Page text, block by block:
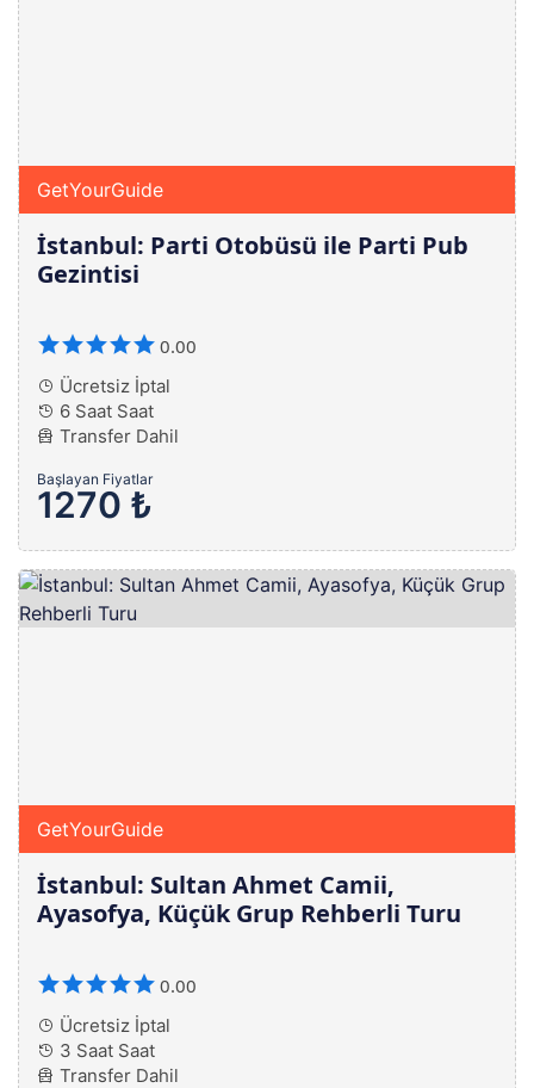
GetYourGuide
İstanbul: Parti Otobüsü ile Parti Pub
Gezintisi
0.00
Ücretsiz İptal
6 Saat Saat
Transfer Dahil
Başlayan Fiyatlar
1270 ₺
GetYourGuide
İstanbul: Sultan Ahmet Camii,
Ayasofya, Küçük Grup Rehberli Turu
0.00
Ücretsiz İptal
3 Saat Saat
Transfer Dahil